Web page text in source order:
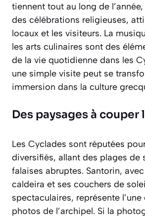
tiennent tout au long de
des célébrations religieuses,
locaux et les visiteurs. La
les arts culinaires sont des
de la vie quotidienne dans les
une simple visite peut se
immersion dans la culture
Des paysages à couper
Les Cyclades sont réputées
diversifiés, allant des plages de
falaises abruptes. Santorin,
caldeira et ses couchers de
spectaculaires, représente
photos de l’archipel. Si la